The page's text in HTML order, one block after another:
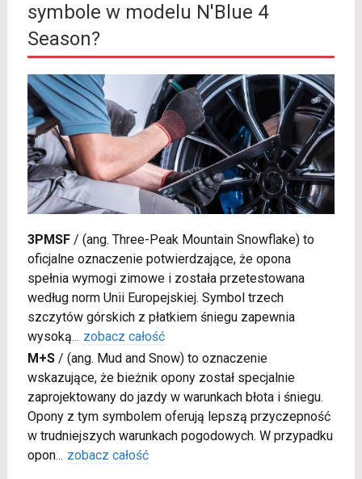
symbole w modelu N'Blue 4
Season?
3PMSF/ (ang. Three-Peak Mountain Snowflake) to
oficjalne oznaczenie potwierdzające, że opona
spełnia wymogi zimowe i została przetestowana
według norm Unii Europejskiej. Symbol trzech
szczytów górskich z płatkiem śniegu zapewnia
wysoką... zobacz całość
M+S/ (ang. Mud and Snow) to oznaczenie
wskazujące, że bieżnik opony został specjalnie
zaprojektowany do jazdy w warunkach błota i śniegu.
Opony z tym symbolem oferują lepszą przyczepność
w trudniejszych warunkach pogodowych. W przypadku
opon... zobacz całość